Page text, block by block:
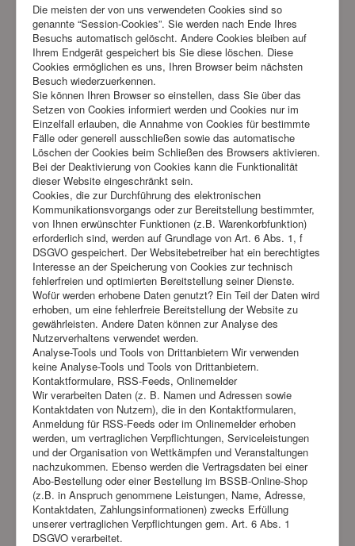
Die meisten der von uns verwendeten Cookies sind so
genannte “Session-Cookies”. Sie werden nach Ende Ihres
Besuchs automatisch gelöscht. Andere Cookies bleiben auf
Ihrem Endgerät gespeichert bis Sie diese löschen. Diese
Cookies ermöglichen es uns, Ihren Browser beim nächsten
Besuch wiederzuerkennen.
Sie können Ihren Browser so einstellen, dass Sie über das
Setzen von Cookies informiert werden und Cookies nur im
Einzelfall erlauben, die Annahme von Cookies für bestimmte
Fälle oder generell ausschließen sowie das automatische
Löschen der Cookies beim Schließen des Browsers aktivieren.
Bei der Deaktivierung von Cookies kann die Funktionalität
dieser Website eingeschränkt sein.
Cookies, die zur Durchführung des elektronischen
Kommunikationsvorgangs oder zur Bereitstellung bestimmter,
von Ihnen erwünschter Funktionen (z.B. Warenkorbfunktion)
erforderlich sind, werden auf Grundlage von Art. 6 Abs. 1, f
DSGVO gespeichert. Der Websitebetreiber hat ein berechtigtes
Interesse an der Speicherung von Cookies zur technisch
fehlerfreien und optimierten Bereitstellung seiner Dienste.
Wofür werden erhobene Daten genutzt? Ein Teil der Daten wird
erhoben, um eine fehlerfreie Bereitstellung der Website zu
gewährleisten. Andere Daten können zur Analyse des
Nutzerverhaltens verwendet werden.
Analyse-Tools und Tools von Drittanbietern Wir verwenden
keine Analyse-Tools und Tools von Drittanbietern.
Kontaktformulare, RSS-Feeds, Onlinemelder
Wir verarbeiten Daten (z. B. Namen und Adressen sowie
Kontaktdaten von Nutzern), die in den Kontaktformularen,
Anmeldung für RSS-Feeds oder im Onlinemelder erhoben
werden, um vertraglichen Verpflichtungen, Serviceleistungen
und der Organisation von Wettkämpfen und Veranstaltungen
nachzukommen. Ebenso werden die Vertragsdaten bei einer
Abo-Bestellung oder einer Bestellung im BSSB-Online-Shop
(z.B. in Anspruch genommene Leistungen, Name, Adresse,
Kontaktdaten, Zahlungsinformationen) zwecks Erfüllung
unserer vertraglichen Verpflichtungen gem. Art. 6 Abs. 1
DSGVO verarbeitet.